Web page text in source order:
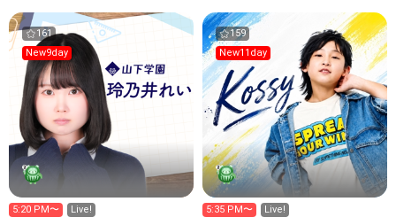
161
New9day
5:20 PM〜 Live!
159
New11day
5:35 PM〜 Live!